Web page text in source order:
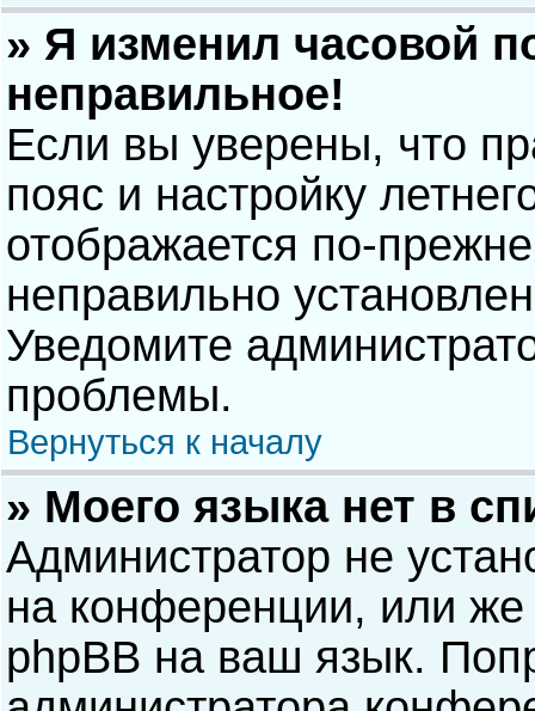
» Я изменил часовой
неправильное!
Если вы уверены, что
пояс и настройку
отображается по-
неправильно
Уведомите
проблемы.
Вернуться к началу
» Моего языка нет в
Администратор не
на конференции, или же
phpBB на ваш язык.